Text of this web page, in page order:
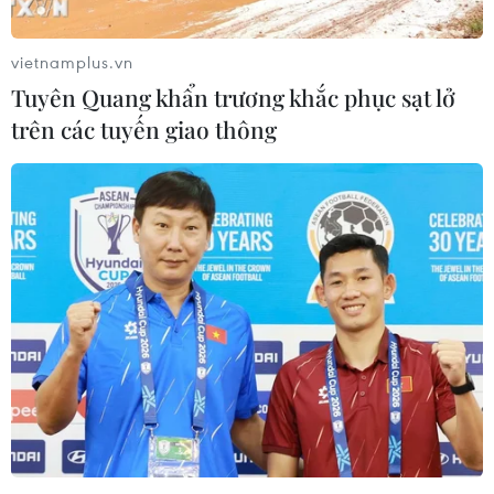
mới sẽ tạo ra các tài sản mắc kẹt mới và làm
Khói bốc lên từ một nhà máy ở Berre-l Etang, Pháp. (Ảnh:
AFP/TTXVN)
Ngược lại, những công ty đầu tư chiến lược vào
vietnamplus.vn
Tuyên Quang khẩn trương khắc phục sạt lở
trên các tuyến giao thông